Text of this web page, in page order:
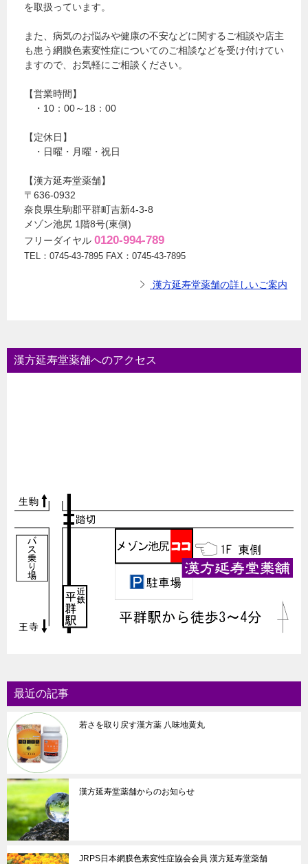
を取扱っています。
また、病気のお悩みや健康の不安などに関するご相談や店主
も患う網膜色素変性症についてのご相談などを受け付けてい
ますので、お気軽にご相談ください。
【営業時間】
・10：00～18：00
【定休日】
・日曜・月曜・祝日
【漢方延寿堂薬舗】
〒636-0932
奈良県生駒郡平群町吉新4-3-8
メゾン池尻 1階8号(東側)
フリーダイヤル 0120-994-789
TEL：0745-43-7895 FAX：0745-43-7895
漢方延寿堂薬舗の詳しいご案内
漢方延寿堂薬舗へのアクセス
最近の記事
若さを取り戻す漢方薬 八味地黄丸
漢方延寿堂薬舗からのお知らせ
JRPS日本網膜色素変性症協会会員 漢方延寿堂薬舗